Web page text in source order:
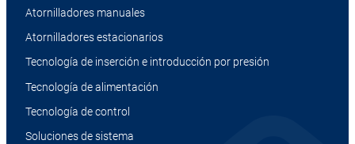
Atornilladores manuales
Atornilladores estacionarios
Tecnología de inserción e introducción por presión
Tecnología de alimentación
Tecnología de control
Soluciones de sistema